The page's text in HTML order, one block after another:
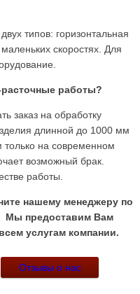
типов: горизонтальная
скоростях. Для
расточные работы?
заказ на обработку
длинной до 1000 мм
на современном
возможный брак.
работы.
нашему менеджеру по
Мы предоставим Вам
услугам компании.
Отзывы о нас